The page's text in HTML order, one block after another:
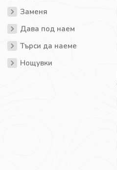
Заменя
Дава под наем
Търси да наеме
Нощувки